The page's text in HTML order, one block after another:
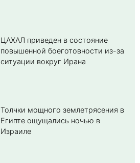
ЦАХАЛ приведен в состояние
повышенной боеготовности из-за
ситуации вокруг Ирана
Толчки мощного землетрясения в
Египте ощущались ночью в
Израиле